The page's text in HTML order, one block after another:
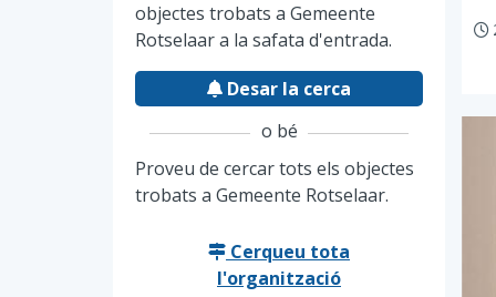
objectes trobats a Gemeente
Rotselaar a la safata d'entrada.
Desar la cerca
o bé
Proveu de cercar tots els objectes
trobats a Gemeente Rotselaar.
Cerqueu tota
l'organització